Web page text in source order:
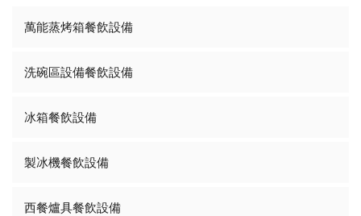
萬能蒸烤箱餐飲設備
洗碗區設備餐飲設備
冰箱餐飲設備
製冰機餐飲設備
西餐爐具餐飲設備